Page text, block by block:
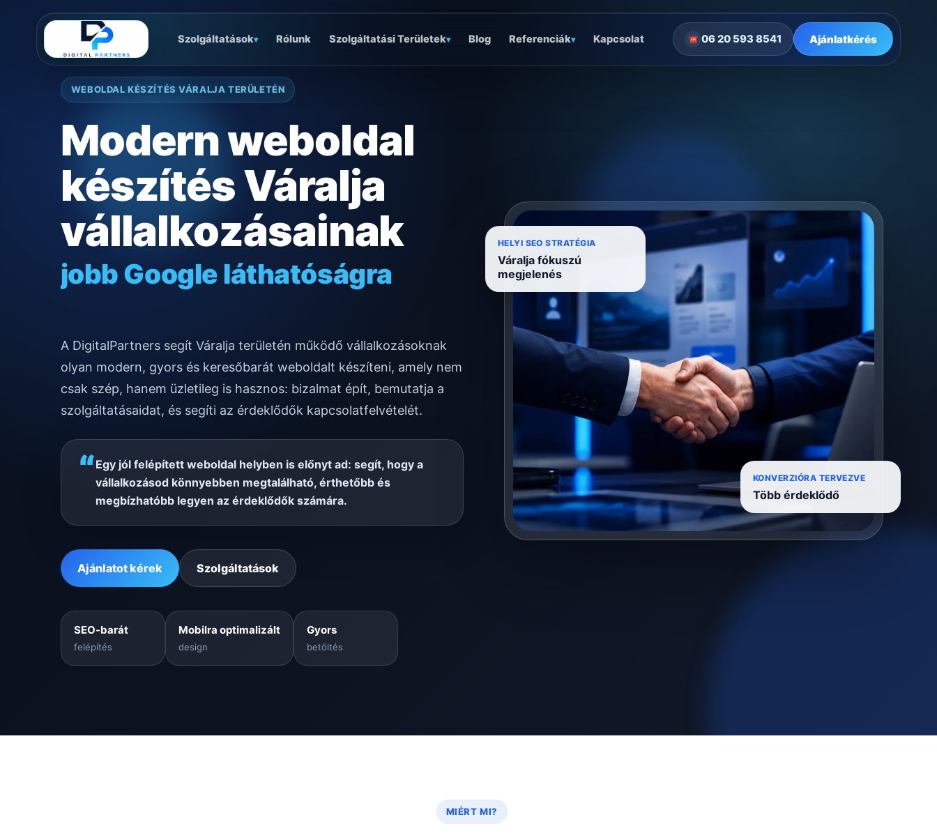
Szolgáltatások▾ Rólunk Szolgáltatási Területek▾ Blog Referenciák▾ Kapcsolat ☎ 06 20 593 8541 Ajánlatkérés
WEBOLDAL KÉSZÍTÉS VÁRALJA TERÜLETÉN
Modern weboldal
készítés Váralja
vállalkozásainak
jobb Google láthatóságra
gyors mobilos működésre
A DigitalPartners segít Váralja területén működő vállalkozásoknak
olyan modern, gyors és keresőbarát weboldalt készíteni, amely nem
csak szép, hanem üzletileg is hasznos: bizalmat épít, bemutatja a
szolgáltatásaidat, és segíti az érdeklődők kapcsolatfelvételét.
“Egy jól felépített weboldal helyben is előnyt ad: segít, hogy a
vállalkozásod könnyebben megtalálható, érthetőbb és
megbízhatóbb legyen az érdeklődők számára.
Ajánlatot kérek Szolgáltatások
SEO-barát
felépítés
Mobilra optimalizált
design
Gyors
betöltés
HELYI SEO STRATÉGIA
Váralja fókuszú
megjelenés
KONVERZIÓRA TERVEZVE
Több érdeklődő
MIÉRT MI?